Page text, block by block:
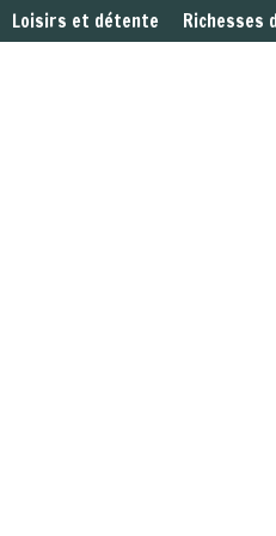
Loisirs et détente Richesses